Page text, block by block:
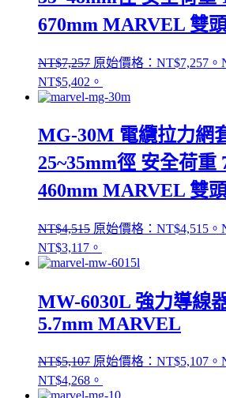
670mm MARVEL 雙
NT$7,257 原始價格：NT$7,257。
NT$5,402。
MG-30M 電纜拉力網
25~35mm徑 安全荷重
460mm MARVEL 雙
NT$4,515 原始價格：NT$4,515。
NT$3,117。
MW-6030L 強力導線
5.7mm MARVEL
NT$5,107 原始價格：NT$5,107。
NT$4,268。